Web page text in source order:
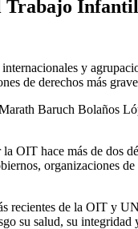
Trabajo Infantil
y
de derechos más
Baruch Bolaños
OIT hace más de dos
organizaciones
recientes de la OIT y
su salud, su integridad